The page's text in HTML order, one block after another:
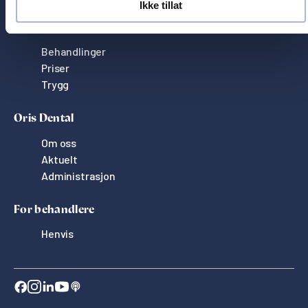
Ikke tillat
Behandlinger
Priser
Trygg
Oris Dental
Om oss
Aktuelt
Administrasjon
For behandlere
Henvis